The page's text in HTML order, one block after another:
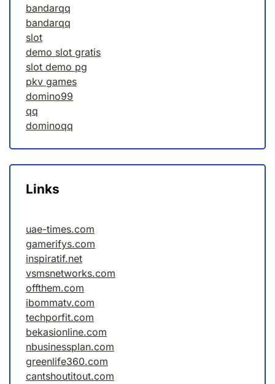
bandarqq
bandarqq
slot
demo slot gratis
slot demo pg
pkv games
domino99
qq
dominoqq
Links
uae-times.com
gamerifys.com
inspiratif.net
vsmsnetworks.com
offthem.com
ibommatv.com
techporfit.com
bekasionline.com
nbusinessplan.com
greenlife360.com
cantshoutitout.com